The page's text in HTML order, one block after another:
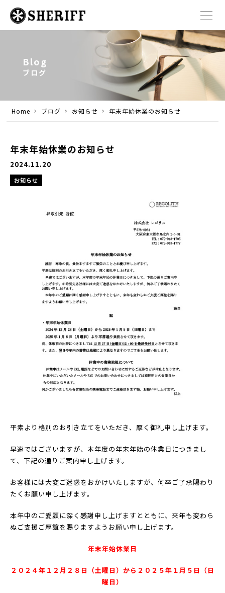
Blog
ブログ
Home ブログ お知らせ 年末年始休業のお知らせ
年末年始休業のお知らせ
2024.11.20
お知らせ
平素より格別のお引き立てをいただき、厚く御礼申し上げます。
早速ではございますが、本年度の年末年始の休業日につきまし
て、下記の通りご案内申し上げます。
お客様には大変ご迷惑をおかけいたしますが、何卒ご了承賜わり
たくお願い申し上げます。
本年中のご愛顧に深く感謝申し上げますとともに、来年も変わら
ぬご支援ご厚誼を賜りますようお願い申し上げます。
年末年始休業日
２０２４年１２月２８日（土曜日）から２０２５年１月５日（日
曜日）